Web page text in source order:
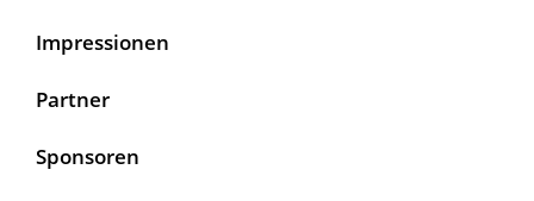
Impressionen
Partner
Sponsoren